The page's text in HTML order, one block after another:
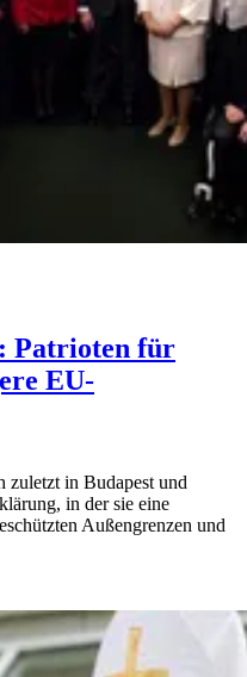
Patrioten für
EU-
zuletzt in Budapest und
in der sie eine
Außengrenzen und